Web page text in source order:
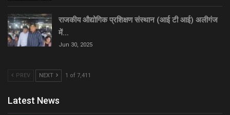
राजकीय औद्योगिक प्रशिक्षण संस्थान (आई टी आई) अलीगंज
में…
Jun 30, 2025
PREV NEXT 1 of 7,411
Latest News